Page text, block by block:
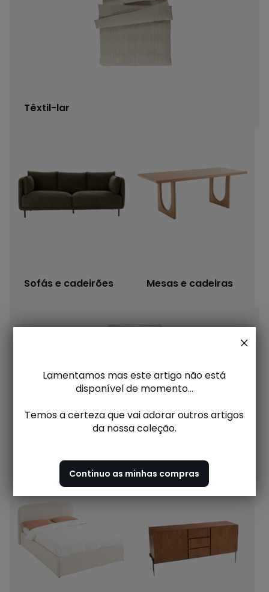
Têxtil-lar
Sofás e cadeirões Mesas e cadeiras
Decoração
Lamentamos mas este artigo não está
disponível de momento...
Temos a certeza que vai adorar outros artigos
da nossa coleção.
Continuo as minhas compras